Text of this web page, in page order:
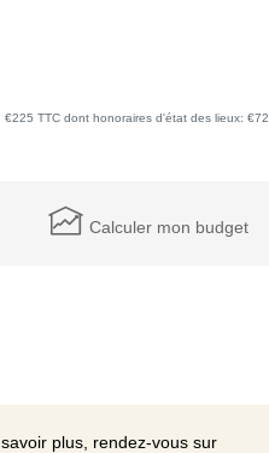
€225 TTC dont honoraires d'état des lieux: €72
Calculer mon budget
plus, rendez-vous sur